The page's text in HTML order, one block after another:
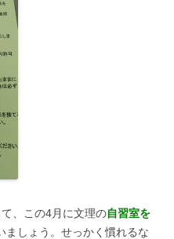
、この4月に文理の自習室を
ましょう。せっかく慣れるな